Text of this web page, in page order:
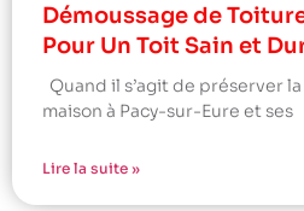
Démoussage de
Pour Un Toit Sain et
Quand il s’agit de préserver
maison à Pacy-sur-Eure et ses
Lire la suite »